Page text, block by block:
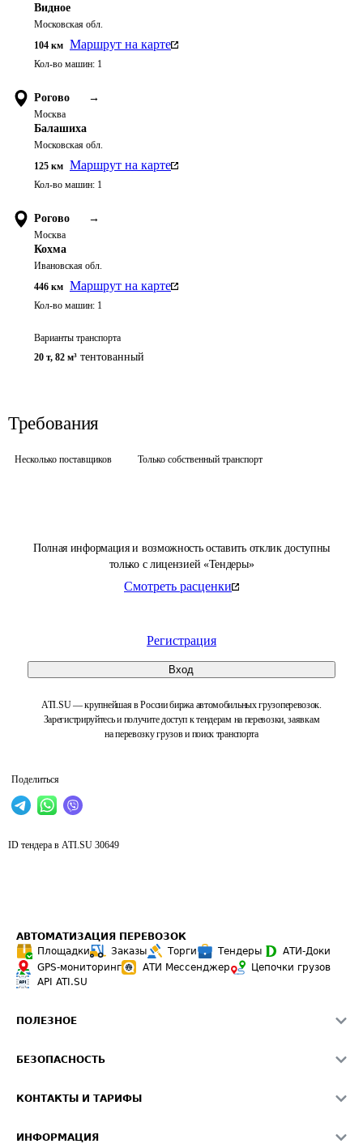
Полная информация и возможность оставить отклик доступны
только с лицензией «Тендеры»
Смотреть расценки
Регистрация
Вход
ATI.SU — крупнейшая в России биржа автомобильных грузоперевозок.
Зарегистрируйтесь и получите доступ к тендерам на перевозки, заявкам
на перевозку грузов и поиск транспорта
Поделиться
Видное
Московская обл.
104 км Маршрут на карте
Кол-во машин: 1
Рогово →
Москва
Балашиха
Московская обл.
125 км Маршрут на карте
Кол-во машин: 1
Рогово →
Москва
Кохма
Ивановская обл.
446 км Маршрут на карте
Кол-во машин: 1
Варианты транспорта
20 т, 82 м³ тентованный
Требования
Несколько поставщиков Только собственный транспорт
ID тендера в ATI.SU 30649
АВТОМАТИЗАЦИЯ ПЕРЕВОЗОК
Площадки
Заказы Торги Тендеры
АТИ-Доки
GPS-мониторинг
АТИ Мессенджер
Цепочки грузов
API ATI.SU
ПОЛЕЗНОЕ
Звезды ATI.SU на вашем сайте
Средние ставки
БЕЗОПАСНОСТЬ
Светофор+
КОНТАКТЫ И ТАРИФЫ
ИНФОРМАЦИЯ